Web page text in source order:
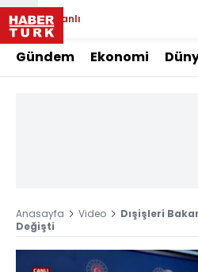
Canlı
Gündem Ekonomi
Anasayfa Video
Dışişleri
Değişti